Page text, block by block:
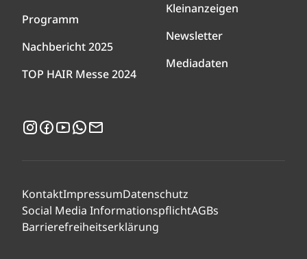
Programm
Nachbericht 2025
TOP HAIR Messe 2024
Kleinanzeigen
Newsletter
Mediadaten
Instagram
Facebook
YouTubeWhatsApp
KontaktImpressumDatenschutz
Social Media InformationspflichtAGBs
Barrierefreiheitserklärung